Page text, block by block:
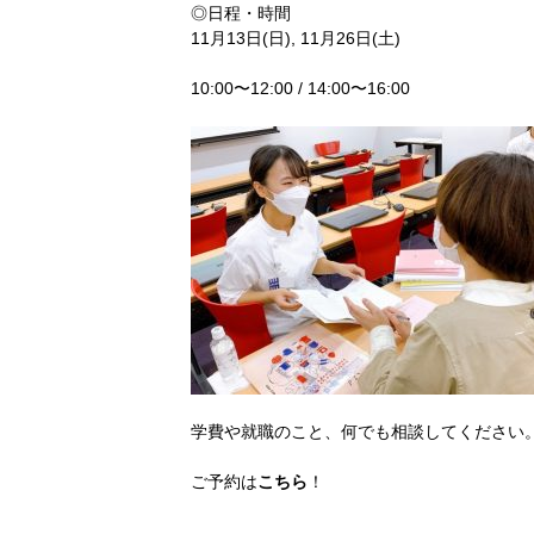
◎日程・時間
11月13日(日), 11月26日(土)
10:00〜12:00 / 14:00〜16:00
学費や就職のこと、何でも相談してください
ご予約はこちら ！